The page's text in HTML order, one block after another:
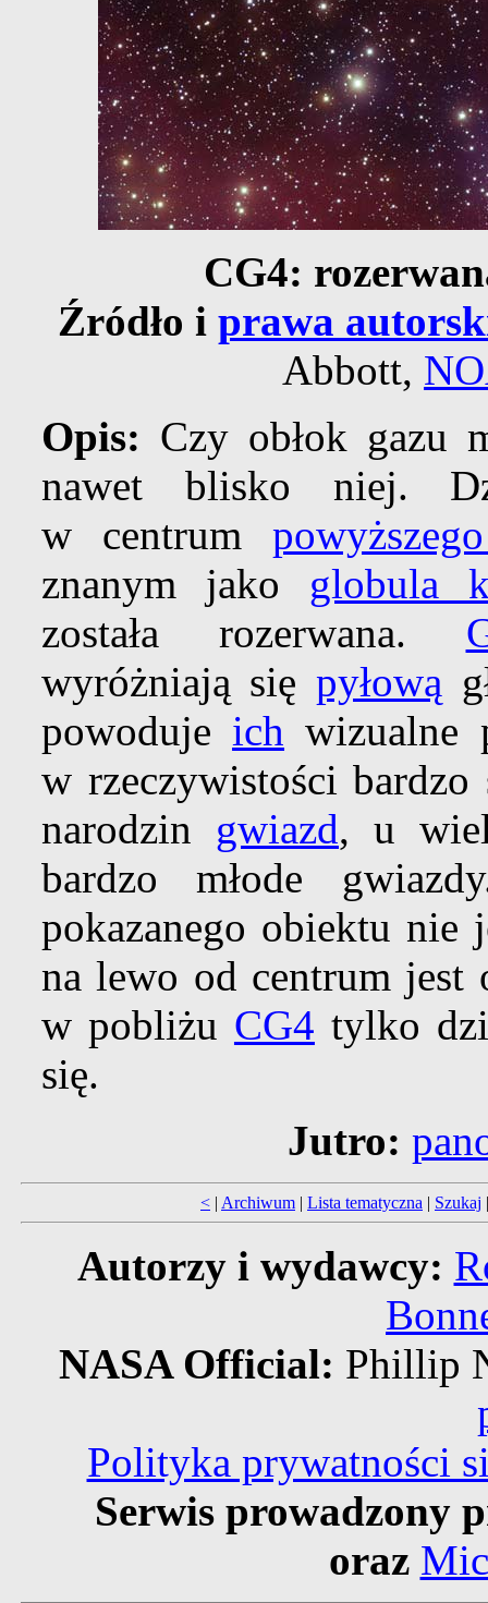
CG4:
Źródło i prawa
Abbott,
Opis: Czy obłok gazu
nawet blisko niej.
w centrum
znanym jako globula
została rozerwana.
wyróżniają siępyłową
powoduje ich wizualne
w rzeczywistości
narodzin gwiazd, u
bardzo młode
pokazanego obiektu nie
na lewo od centrum jest
w pobliżu CG4 tylko
się.
Jutro:
< | Archiwum | Lista tematyczna | Szukaj
Autorzy i wydawcy:
NASA Official: Phillip
Polityka prywatności
Serwis prowadzony
oraz